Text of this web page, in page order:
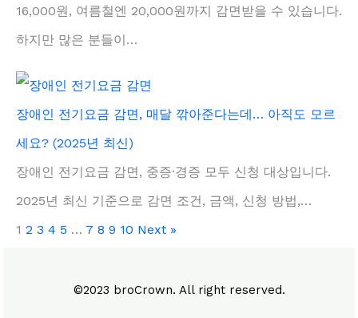
16,000원, 여름철엔 20,000원까지 감면받을 수 있습니다.
하지만 많은 분들이…
장애인 전기요금 감면, 매달 깎아준다는데… 아직도 모르
세요? (2025년 최신)
장애인 전기요금 감면, 중증·경증 모두 신청 대상입니다.
2025년 최신 기준으로 감면 조건, 금액, 신청 방법,…
1 2 3 4 5 … 7 8 9 10 Next »
©2023 broCrown. All right reserved.